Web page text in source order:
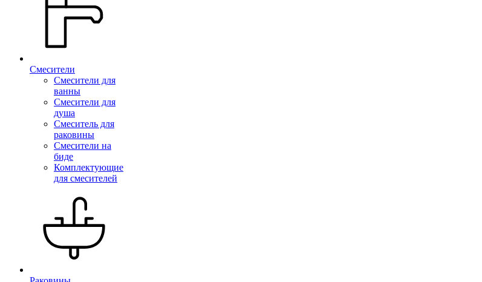
Смесители
Смесители для
ванны
Смесители для
душа
Смеситель для
раковины
Смесители на
биде
Комплектующие
для смесителей